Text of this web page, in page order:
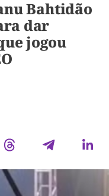
Bahtidão
dar
jogou